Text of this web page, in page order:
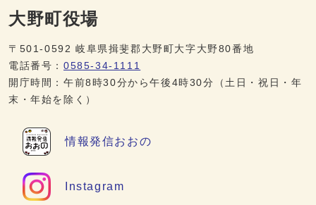
大野町役場
〒501-0592 岐阜県揖斐郡大野町大字大野80番地
電話番号： 0585-34-1111
開庁時間：午前8時30分から午後4時30分（土日・祝日・年
末・年始を除く）
情報発信おおの
Instagram